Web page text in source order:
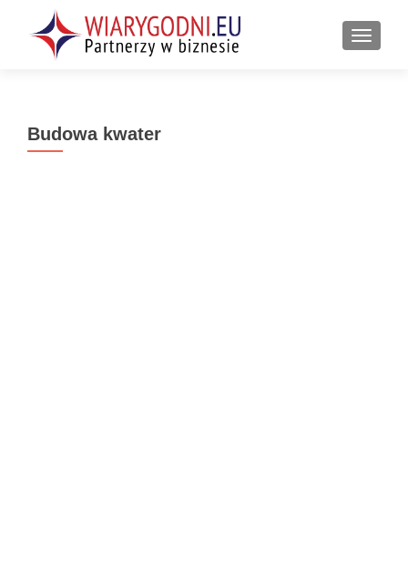
Budowa kwater